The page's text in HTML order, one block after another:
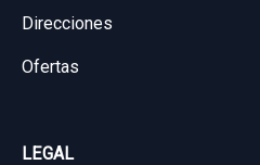
Direcciones
Ofertas
LEGAL